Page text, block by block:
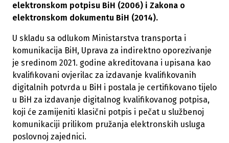
elektronskom potpisu BiH (2006) i Zakona o
elektronskom dokumentu BiH (2014).
U skladu sa odlukom Ministarstva transporta i
komunikacija BiH, Uprava za indirektno oporezivanje
je sredinom 2021. godine akreditovana i upisana kao
kvalifikovani ovjerilac za izdavanje kvalifikovanih
digitalnih potvrda u BiH i postala je certifikovano tijelo
u BiH za izdavanje digitalnog kvalifikovanog potpisa,
koji će zamijeniti klasični potpis i pečat u službenoj
komunikaciji prilikom pružanja elektronskih usluga
poslovnoj zajednici.